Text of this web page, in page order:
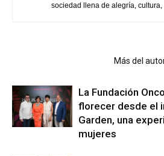
sociedad llena de alegría,
Más del
La Fundación
florecer desde el
Garden, una
mujeres